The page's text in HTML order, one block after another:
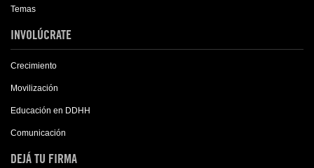
Temas
INVOLÚCRATE
Crecimiento
Movilización
Educación en DDHH
Comunicación
DEJÁ TU FIRMA